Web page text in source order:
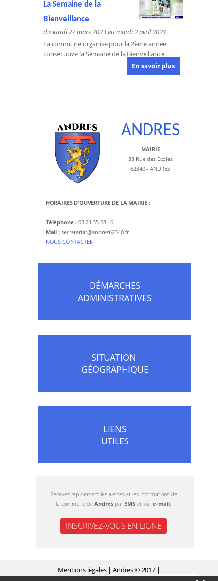
La Semaine de la
Bienveillance
du lundi 27 mars 2023 au mardi 2 avril 2024
La commune organise pour la 2ème année
consécutive la Semaine de la Bienveillance.
En savoir plus
ANDRES
MAIRIE
88 Rue des Ecoles
62340 - ANDRES
HORAIRES D'OUVERTURE DE LA MAIRIE :
Téléphone : 03 21 35 28 16
Mail : secretariat@andres62340.fr
​NOUS CONTACTER
DÉMARCHES
ADMINISTRATIVES
SITUATION
GÉOGRAPHIQUE
LIENS
UTILES
Recevez rapidement les alertes et les informations de
la commune de Andres par SMS et par e-mail.
INSCRIVEZ-VOUS EN LIGNE
Mentions légales | Andres © 2017 |